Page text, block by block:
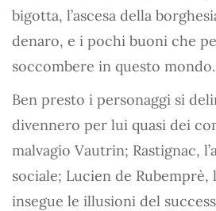
bigotta, l’ascesa della
denaro, e i pochi buoni che
soccombere in questo mondo.
Ben presto i personaggi si
divennero per lui quasi dei
malvagio Vautrin; Rastignac,
sociale; Lucien de Rubemprè,
insegue le illusioni del